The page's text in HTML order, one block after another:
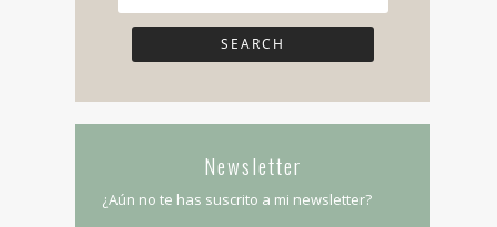
Newsletter
¿Aún no te has suscrito a mi newsletter?